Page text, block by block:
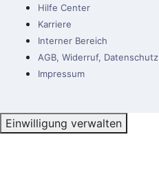
Hilfe Center
Karriere
Interner Bereich
AGB, Widerruf, Datenschutz
Impressum
Einwilligung verwalten